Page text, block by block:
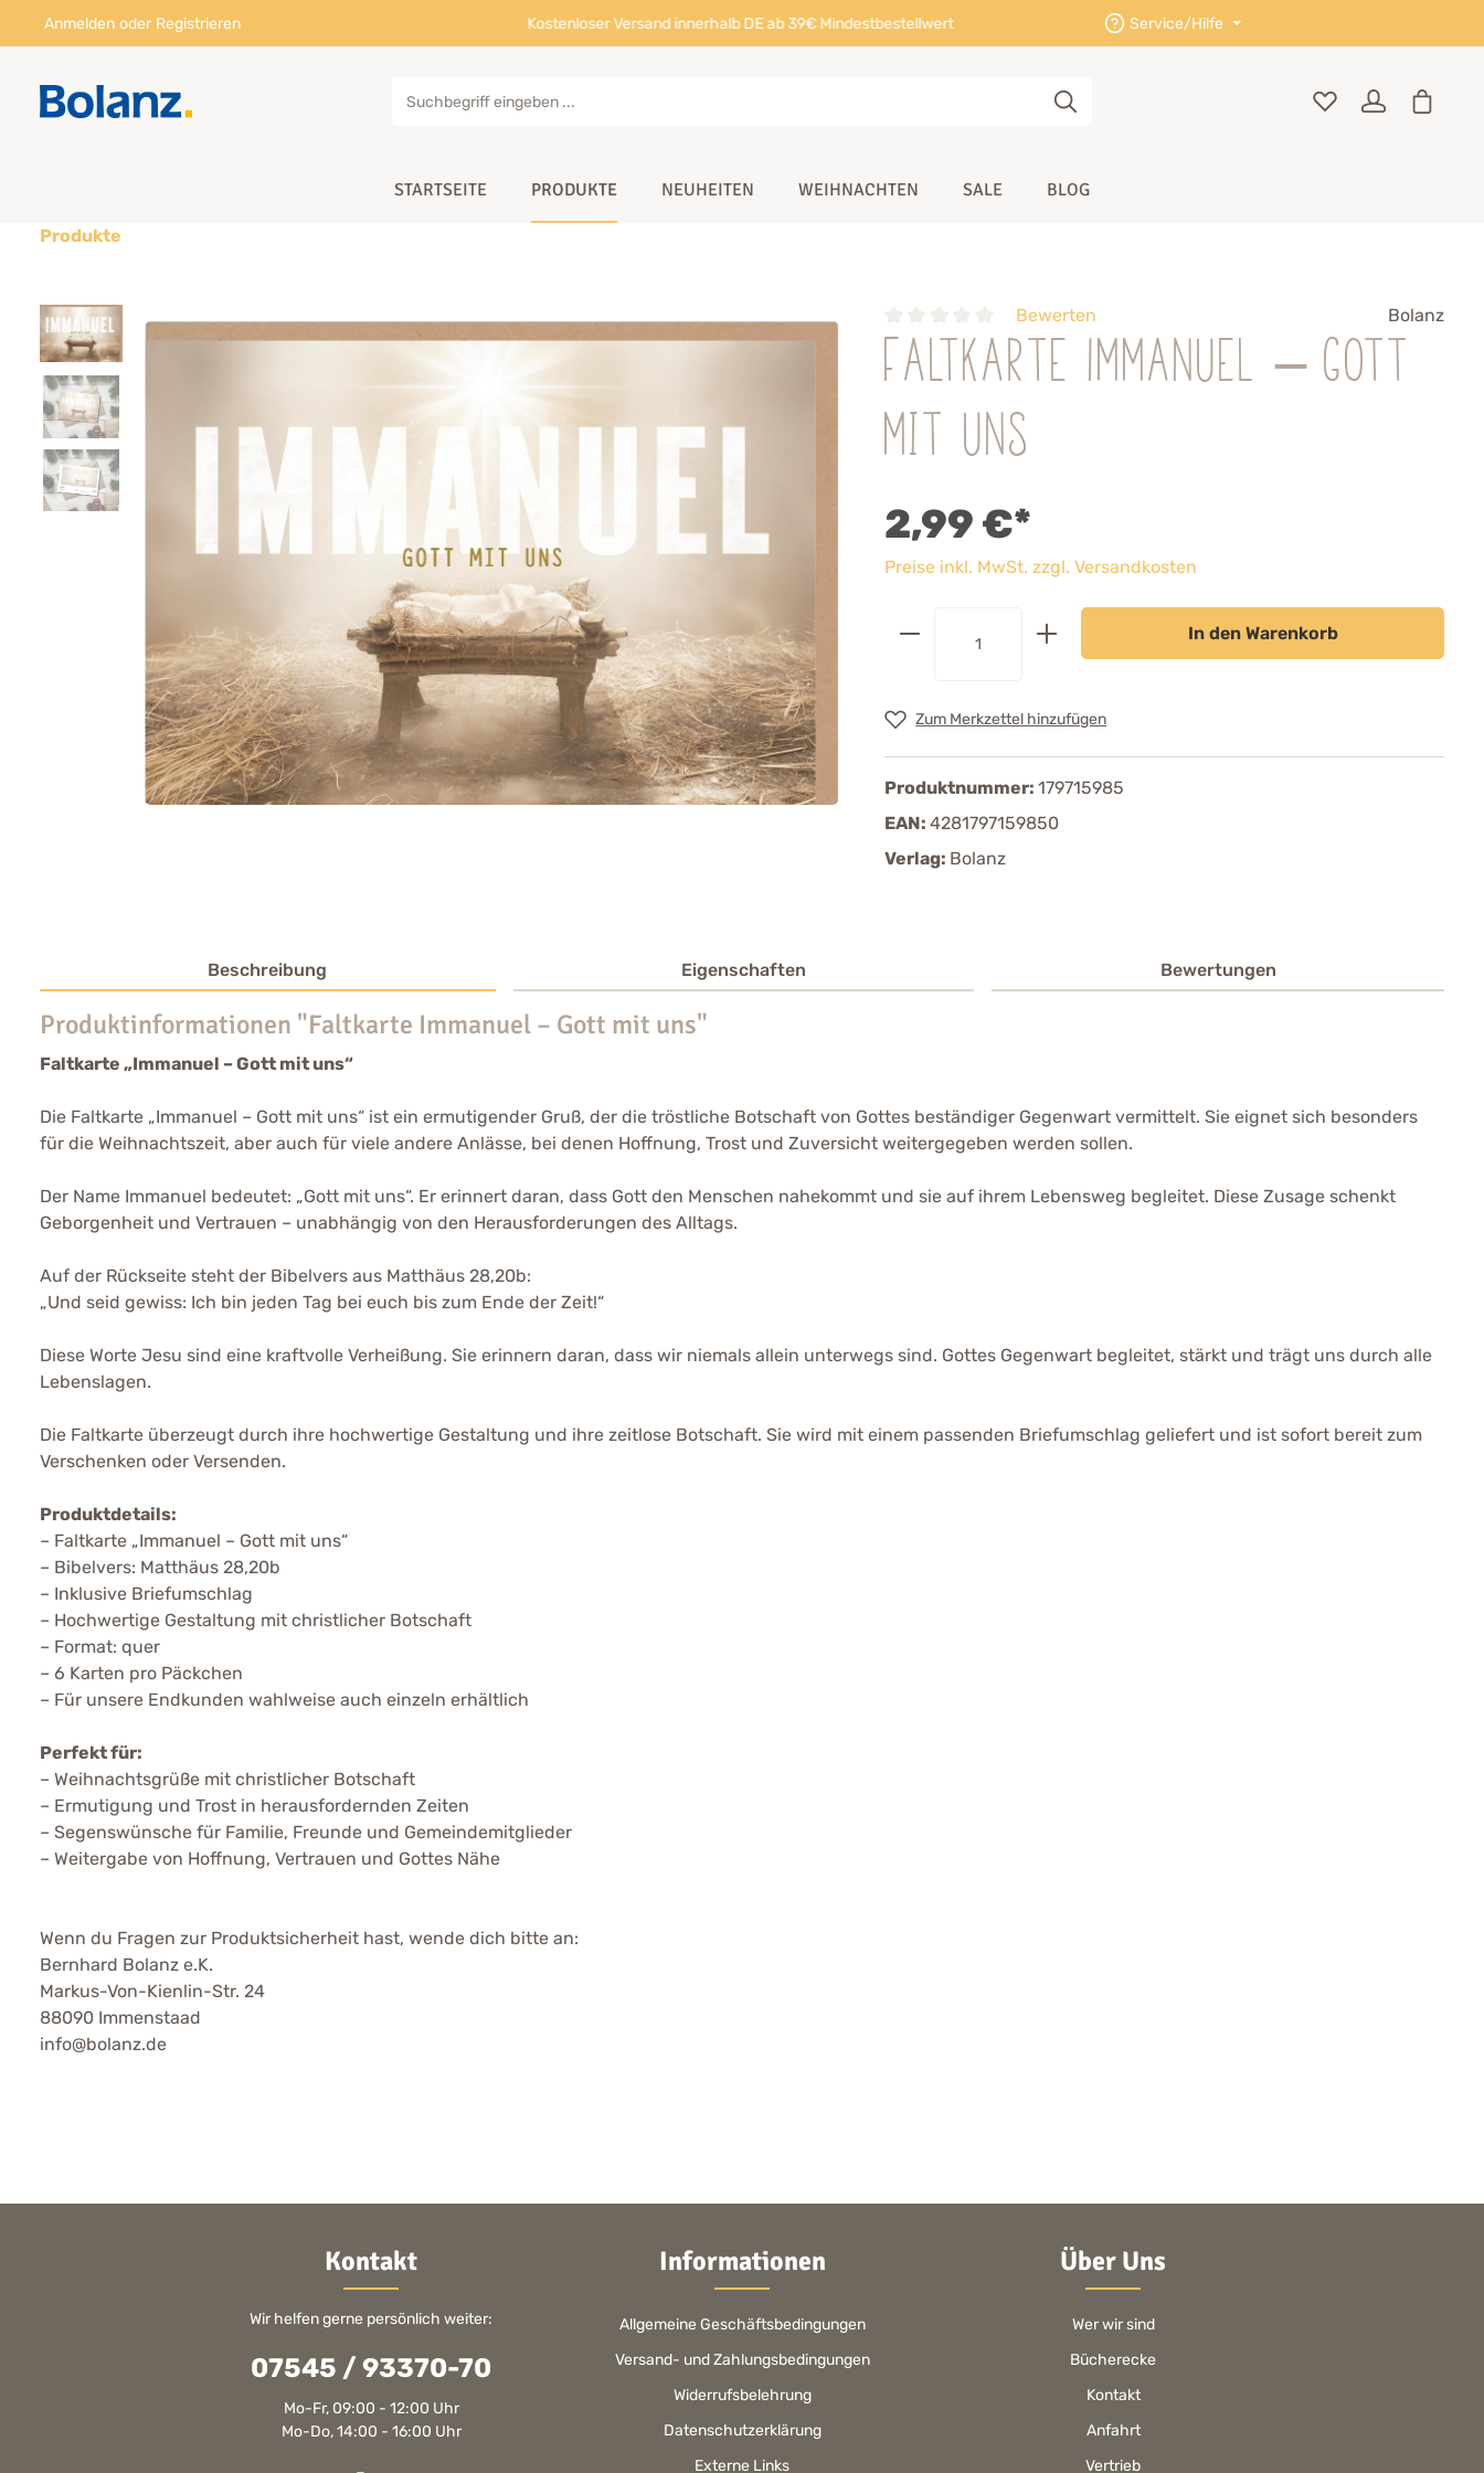
Anmelden oder Registrieren Kostenloser Versand innerhalb DE ab 39€ Mindestbestellwert Service/Hilfe
STARTSEITE PRODUKTE NEUHEITEN WEIHNACHTEN SALE BLOG
Produkte
Bewerten Bolanz
Faltkarte Immanuel – Gott
mit uns
2,99 €*
Preise inkl. MwSt. zzgl. Versandkosten
In den Warenkorb
Zum Merkzettel hinzufügen
Produktnummer:179715985
EAN:4281797159850
Verlag: Bolanz
Beschreibung Eigenschaften Bewertungen
Produktinformationen "Faltkarte Immanuel – Gott mit uns"
Faltkarte „Immanuel – Gott mit uns“
Die Faltkarte „Immanuel – Gott mit uns“ ist ein ermutigender Gruß, der die tröstliche Botschaft von Gottes beständiger Gegenwart vermittelt. Sie eignet sich besonders
für die Weihnachtszeit, aber auch für viele andere Anlässe, bei denen Hoffnung, Trost und Zuversicht weitergegeben werden sollen.
Der Name Immanuel bedeutet: „Gott mit uns“. Er erinnert daran, dass Gott den Menschen nahekommt und sie auf ihrem Lebensweg begleitet. Diese Zusage schenkt
Geborgenheit und Vertrauen – unabhängig von den Herausforderungen des Alltags.
Auf der Rückseite steht der Bibelvers aus Matthäus 28,20b:
„Und seid gewiss: Ich bin jeden Tag bei euch bis zum Ende der Zeit!“
Diese Worte Jesu sind eine kraftvolle Verheißung. Sie erinnern daran, dass wir niemals allein unterwegs sind. Gottes Gegenwart begleitet, stärkt und trägt uns durch alle
Lebenslagen.
Die Faltkarte überzeugt durch ihre hochwertige Gestaltung und ihre zeitlose Botschaft. Sie wird mit einem passenden Briefumschlag geliefert und ist sofort bereit zum
Verschenken oder Versenden.
Produktdetails:
– Faltkarte „Immanuel – Gott mit uns“
– Bibelvers: Matthäus 28,20b
– Inklusive Briefumschlag
– Hochwertige Gestaltung mit christlicher Botschaft
– Format: quer
– 6 Karten pro Päckchen
– Für unsere Endkunden wahlweise auch einzeln erhältlich
Perfekt für:
– Weihnachtsgrüße mit christlicher Botschaft
– Ermutigung und Trost in herausfordernden Zeiten
– Segenswünsche für Familie, Freunde und Gemeindemitglieder
– Weitergabe von Hoffnung, Vertrauen und Gottes Nähe
Wenn du Fragen zur Produktsicherheit hast, wende dich bitte an:
Bernhard Bolanz e.K.
Markus-Von-Kienlin-Str. 24
88090 Immenstaad
info@bolanz.de
Kontakt
Wir helfen gerne persönlich weiter:
07545 / 93370-70
Mo-Fr, 09:00 - 12:00 Uhr
Mo-Do, 14:00 - 16:00 Uhr
Informationen
Allgemeine Geschäftsbedingungen
Versand- und Zahlungsbedingungen
Widerrufsbelehrung
Datenschutzerklärung
Externe Links
Über Uns
Wer wir sind
Bücherecke
Kontakt
Anfahrt
Vertrieb